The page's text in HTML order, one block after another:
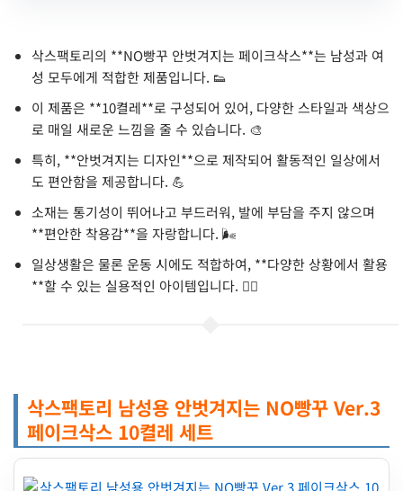
삭스팩토리의 **NO빵꾸 안벗겨지는 페이크삭스**는 남성과 여
성 모두에게 적합한 제품입니다. 👟
이 제품은 **10켤레**로 구성되어 있어, 다양한 스타일과 색상으
로 매일 새로운 느낌을 줄 수 있습니다. 🎨
특히, **안벗겨지는 디자인**으로 제작되어 활동적인 일상에서
도 편안함을 제공합니다. 💪
소재는 통기성이 뛰어나고 부드러워, 발에 부담을 주지 않으며
**편안한 착용감**을 자랑합니다. 🌬️
일상생활은 물론 운동 시에도 적합하여, **다양한 상황에서 활용
**할 수 있는 실용적인 아이템입니다. 🏃‍♂️
삭스팩토리 남성용 안벗겨지는 NO빵꾸 Ver.3
페이크삭스 10켤레 세트